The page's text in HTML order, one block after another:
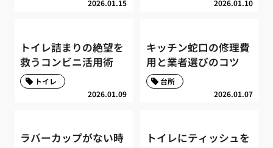
2026.01.15 2026.01.10
トイレ詰まりの絶望を
救うコンビニ活用術
2026.01.09
トイレ
キッチン蛇口の修理費
用と業者選びのコツ
2026.01.07
台所
ラバーカップがない時
トイレにティッシュを